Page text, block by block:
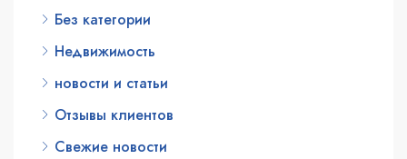
Без категории
Недвижимость
новости и статьи
Отзывы клиентов
Свежие новости